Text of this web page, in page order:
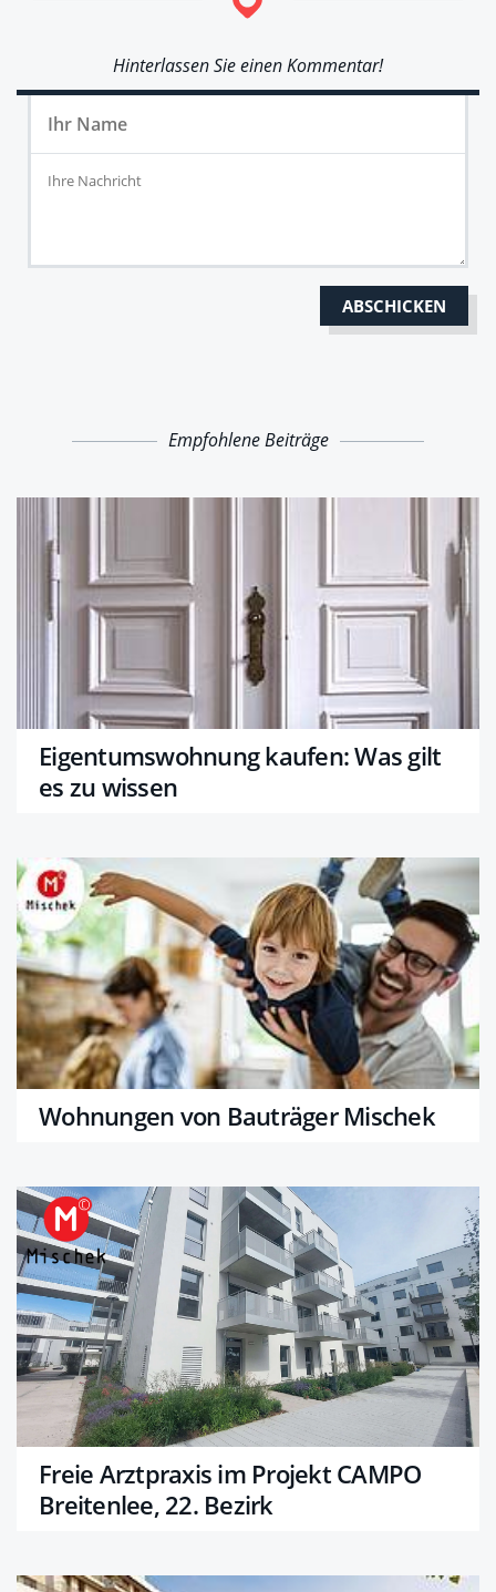
Hinterlassen Sie einen Kommentar!
Empfohlene Beiträge
Eigentumswohnung kaufen: Was gilt
es zu wissen
Wohnungen von Bauträger Mischek
Freie Arztpraxis im Projekt CAMPO
Breitenlee, 22. Bezirk